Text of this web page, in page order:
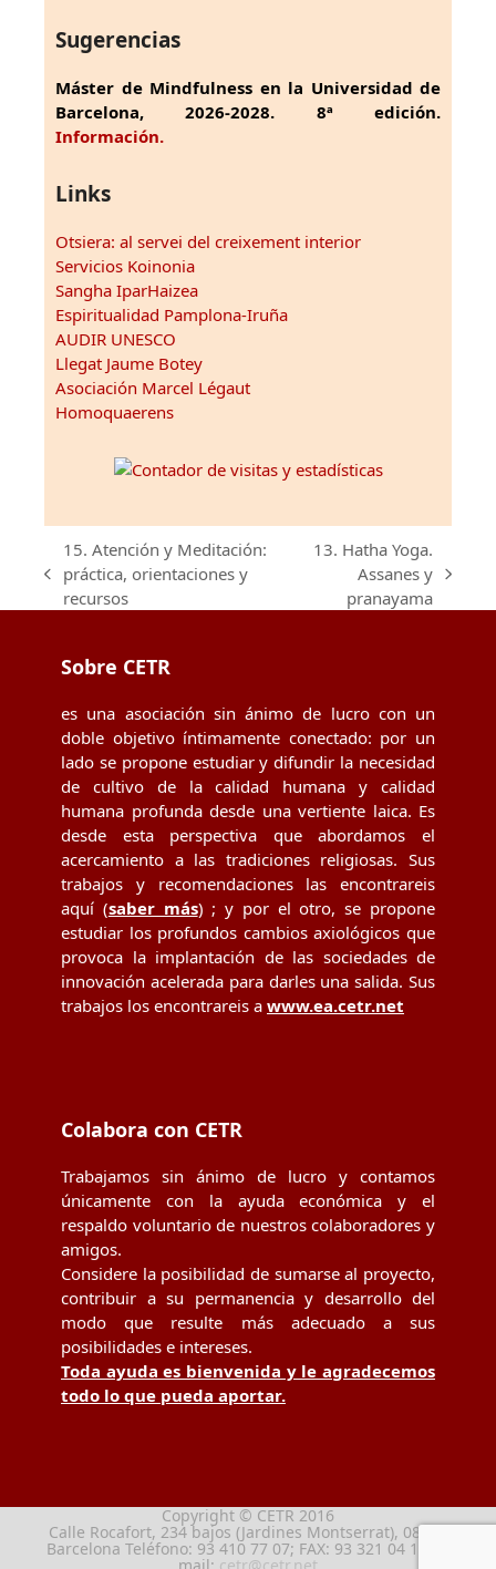
Sugerencias
Máster de Mindfulness en la Universidad de
Barcelona, 2026-2028. 8ª edición.
Información.
Links
Otsiera: al servei del creixement interior
Servicios Koinonia
Sangha IparHaizea
Espiritualidad Pamplona-Iruña
AUDIR UNESCO
Llegat Jaume Botey
Asociación Marcel Légaut
Homoquaerens
previous
post:
15. Atención y Meditación:
práctica, orientaciones y
recursos
post:
13. Hatha Yoga.
Assanes y
pranayama
Sobre CETR
es una asociación sin ánimo de lucro con un
doble objetivo íntimamente conectado: por un
lado se propone estudiar y difundir la necesidad
de cultivo de la calidad humana y calidad
humana profunda desde una vertiente laica. Es
desde esta perspectiva que abordamos el
acercamiento a las tradiciones religiosas. Sus
trabajos y recomendaciones las encontrareis
aquí (saber más) ; y por el otro, se propone
estudiar los profundos cambios axiológicos que
provoca la implantación de las sociedades de
innovación acelerada para darles una salida. Sus
trabajos los encontrareis a www.ea.cetr.net
Colabora con CETR
Trabajamos sin ánimo de lucro y contamos
únicamente con la ayuda económica y el
respaldo voluntario de nuestros colaboradores y
amigos.
Considere la posibilidad de sumarse al proyecto,
contribuir a su permanencia y desarrollo del
modo que resulte más adecuado a sus
posibilidades e intereses.
Toda ayuda es bienvenida y le agradecemos
todo lo que pueda aportar.
Copyright © CETR 2016
Calle Rocafort, 234 bajos (Jardines Montserrat), 08029
Barcelona Teléfono: 93 410 77 07; FAX: 93 321 04 13; e-